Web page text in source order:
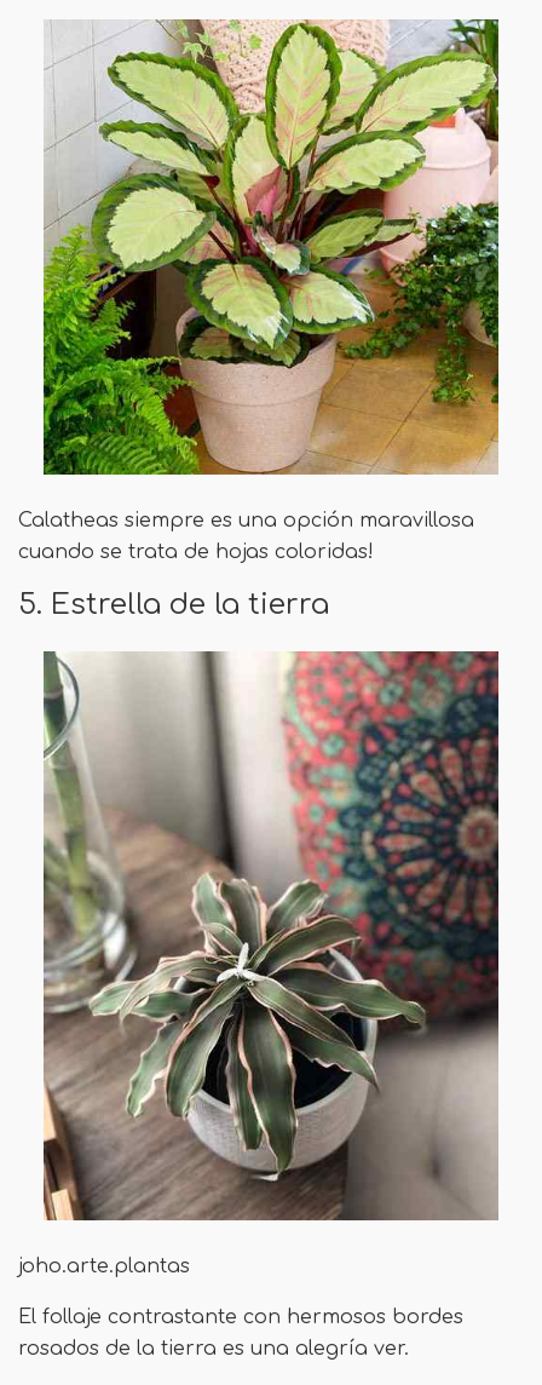
Calatheas siempre es una opción maravillosa
cuando se trata de hojas coloridas!
5. Estrella de la tierra
joho.arte.plantas
El follaje contrastante con hermosos bordes
rosados ​​de la tierra es una alegría ver.